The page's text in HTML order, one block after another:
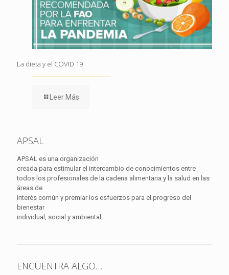
La dieta y el COVID 19
Leer Más
APSAL
APSAL es una organización
creada para estimular el intercambio de conocimientos entre
todos los profesionales de la cadena alimentaria y la salud en las
áreas de
interés común y premiar los esfuerzos para el progreso del
bienestar
individual, social y ambiental.
ENCUENTRA ALGO…